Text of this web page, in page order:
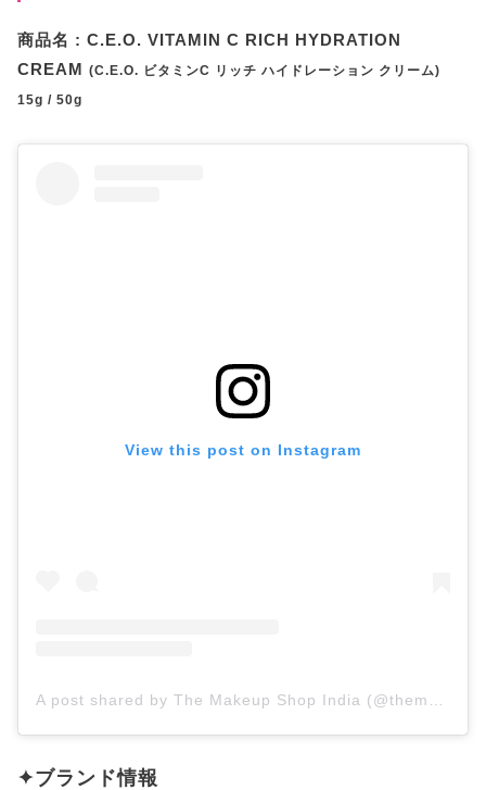
商品名 : C.E.O. VITAMIN C RICH HYDRATION
CREAM (C.E.O. ビタミンC リッチ ハイドレーション クリーム)
15g / 50g
View this post on Instagram
✦ブランド情報